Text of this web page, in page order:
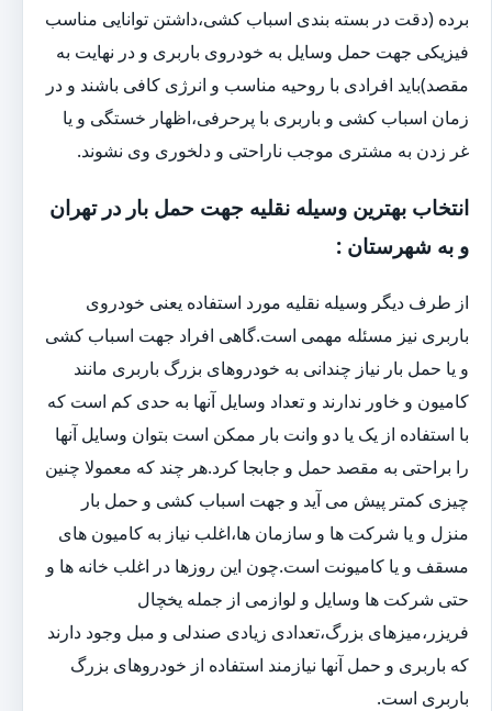
برده (دقت در بسته بندی اسباب کشی،داشتن توانایی مناسب
فیزیکی جهت حمل وسایل به خودروی باربری و در نهایت به
مقصد)باید افرادی با روحیه مناسب و انرژی کافی باشند و در
زمان اسباب کشی و باربری با پرحرفی،اظهار خستگی و یا
غر زدن به مشتری موجب ناراحتی و دلخوری وی نشوند.
انتخاب بهترین وسیله نقلیه جهت حمل بار در تهران
و به شهرستان :
از طرف دیگر وسیله نقلیه مورد استفاده یعنی خودروی
باربری نیز مسئله مهمی است.گاهی افراد جهت اسباب کشی
و یا حمل بار نیاز چندانی به خودروهای بزرگ باربری مانند
کامیون و خاور ندارند و تعداد وسایل آنها به حدی کم است که
با استفاده از یک یا دو وانت بار ممکن است بتوان وسایل آنها
را براحتی به مقصد حمل و جابجا کرد.هر چند که معمولا چنین
چیزی کمتر پیش می آید و جهت اسباب کشی و حمل بار
منزل و یا شرکت ها و سازمان ها،اغلب نیاز به کامیون های
مسقف و یا کامیونت است.چون این روزها در اغلب خانه ها و
حتی شرکت ها وسایل و لوازمی از جمله یخچال
فریزر،میزهای بزرگ،تعدادی زیادی صندلی و مبل وجود دارند
که باربری و حمل آنها نیازمند استفاده از خودروهای بزرگ
باربری است.